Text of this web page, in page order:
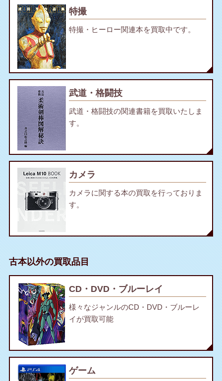
特撮
特撮・ヒーロー関連本を買取中です。
武道・格闘技
武道・格闘技の関連書籍を買取いたしま
す。
カメラ
カメラに関する本の買取を行っておりま
す。
古本以外の買取品目
CD・DVD・ブルーレイ
様々なジャンルのCD・DVD・ブルーレ
イが買取可能
ゲーム